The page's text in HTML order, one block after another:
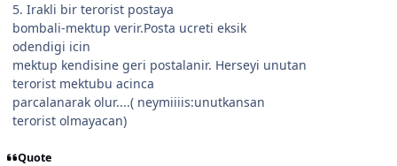
5. Irakli bir terorist postaya
bombali-mektup verir.Posta ucreti eksik
odendigi icin
mektup kendisine geri postalanir. Herseyi unutan
terorist mektubu acinca
parcalanarak olur....( neymiiiis:unutkansan
terorist olmayacan)
Quote